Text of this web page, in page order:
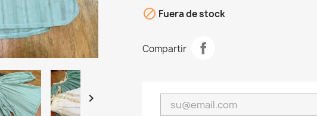

 Fuera de stock
Compartir